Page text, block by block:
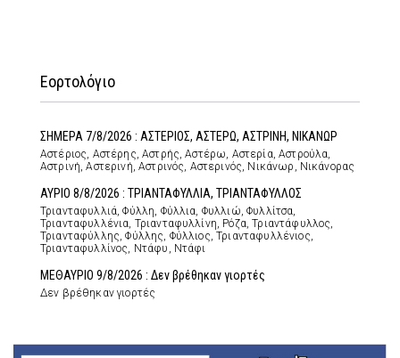
Εορτολόγιο
ΣΗΜΕΡΑ 7/8/2026 : ΑΣΤΕΡΙΟΣ, ΑΣΤΕΡΩ, ΑΣΤΡΙΝΗ, ΝΙΚΑΝΩΡ
Αστέριος, Αστέρης, Αστρής, Αστέρω, Αστερία, Αστρούλα,
Αστρινή, Αστερινή, Αστρινός, Αστερινός, Νικάνωρ, Νικάνορας
ΑΥΡΙΟ 8/8/2026 : ΤΡΙΑΝΤΑΦΥΛΛΙΑ, ΤΡΙΑΝΤΑΦΥΛΛΟΣ
Τριανταφυλλιά, Φύλλη, Φύλλια, Φυλλιώ, Φυλλίτσα,
Τριανταφυλλένια, Τριανταφυλλίνη, Ρόζα, Τριαντάφυλλος,
Τριανταφύλλης, Φύλλης, Φύλλιος, Τριανταφυλλένιος,
Τριανταφυλλίνος, Ντάφυ, Ντάφι
ΜΕΘΑΥΡΙΟ 9/8/2026 : Δεν βρέθηκαν γιορτές
Δεν βρέθηκαν γιορτές